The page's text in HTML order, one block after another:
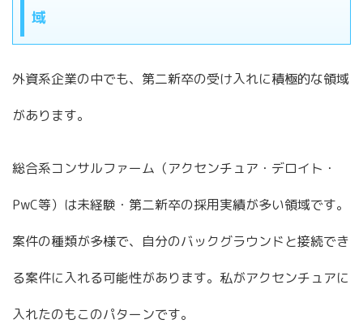
域
外資系企業の中でも、第二新卒の受け入れに積極的な領域
があります。
総合系コンサルファーム（アクセンチュア・デロイト・
PwC等）は未経験・第二新卒の採用実績が多い領域です。
案件の種類が多様で、自分のバックグラウンドと接続でき
る案件に入れる可能性があります。私がアクセンチュアに
入れたのもこのパターンです。